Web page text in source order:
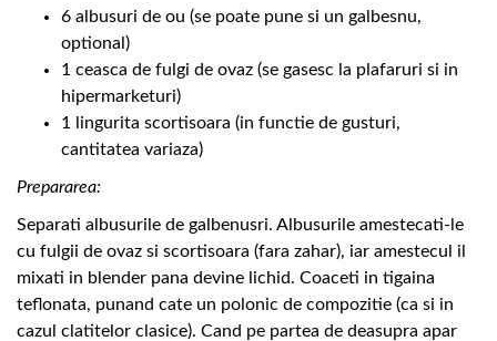
6 albusuri de ou (se poate pune si un galbesnu,
optional)
1 ceasca de fulgi de ovaz (se gasesc la plafaruri si in
hipermarketuri)
1 lingurita scortisoara (in functie de gusturi,
cantitatea variaza)
Prepararea:
Separati albusurile de galbenusri. Albusurile amestecati-le
cu fulgii de ovaz si scortisoara (fara zahar), iar amestecul il
mixati in blender pana devine lichid. Coaceti in tigaina
teflonata, punand cate un polonic de compozitie (ca si in
cazul clatitelor clasice). Cand pe partea de deasupra apar